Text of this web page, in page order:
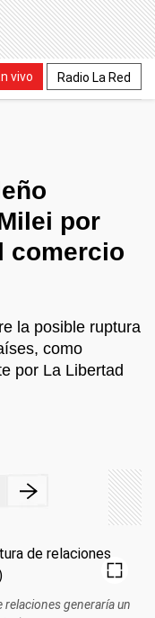
vivo Radio La Red
por
comercio
la posible ruptura
como
por La Libertad
generaría un